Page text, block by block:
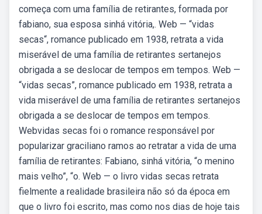
começa com uma família de retirantes, formada por
fabiano, sua esposa sinhá vitória,. Web — “vidas
secas“, romance publicado em 1938, retrata a vida
miserável de uma família de retirantes sertanejos
obrigada a se deslocar de tempos em tempos. Web —
“vidas secas”, romance publicado em 1938, retrata a
vida miserável de uma família de retirantes sertanejos
obrigada a se deslocar de tempos em tempos.
Webvidas secas foi o romance responsável por
popularizar graciliano ramos ao retratar a vida de uma
família de retirantes: Fabiano, sinhá vitória, “o menino
mais velho”, “o. Web — o livro vidas secas retrata
fielmente a realidade brasileira não só da época em
que o livro foi escrito, mas como nos dias de hoje tais